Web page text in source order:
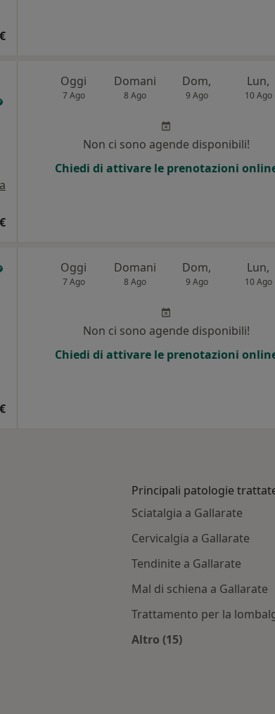
Oggi
7 Ago
Domani
8 Ago
Dom,
9 Ago
Lun,
10 Ago
Non ci sono agende disponibili!
Chiedi di attivare le prenotazioni
Oggi
7 Ago
Domani
8 Ago
Dom,
9 Ago
Lun,
10 Ago
Non ci sono agende disponibili!
Chiedi di attivare le prenotazioni
Principali patologie
Sciatalgia a Gallarate
Cervicalgia a Gallarate
Tendinite a Gallarate
Mal di schiena a Gallarate
Trattamento per la
Altro (15)
città